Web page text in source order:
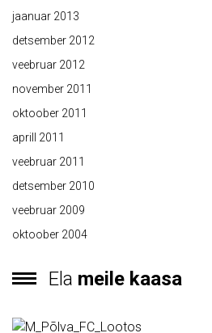
jaanuar 2013
detsember 2012
veebruar 2012
november 2011
oktoober 2011
aprill 2011
veebruar 2011
detsember 2010
veebruar 2009
oktoober 2004
Ela meile kaasa